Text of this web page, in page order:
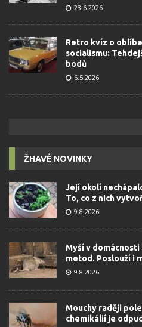
23.6.2026
Retro kvíz o
socialismu:
bodů
6.5.2026
ŽHAVÉ NOVINKY
Její okolí
To, co z nich
9.8.2026
Myší v
metod. Poslouží i
9.8.2026
Mouchy raději
chemikálií je